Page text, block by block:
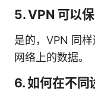
5. VPN 可以
是的，VPN 同
网络上的数据。
6. 如何在不同